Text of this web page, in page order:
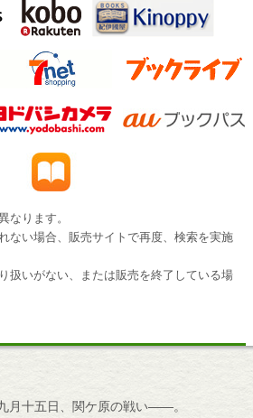
なります。
ない場合、販売サイトで再度、検索を実施
扱いがない、または販売を終了している場
月十五日、関ケ原の戦い――。